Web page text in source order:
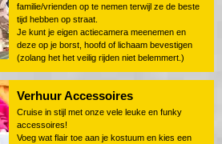
familie/vrienden op te nemen terwijl ze de beste
tijd hebben op straat.
Je kunt je eigen actiecamera meenemen en
deze op je borst, hoofd of lichaam bevestigen
(zolang het het veilig rijden niet belemmert.)
Verhuur Accessoires
Cruise in stijl met onze vele leuke en funky
accessoires!
Voeg wat flair toe aan je kostuum en kies een